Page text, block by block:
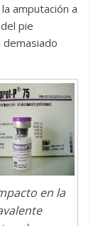
amputación a
pie
en la